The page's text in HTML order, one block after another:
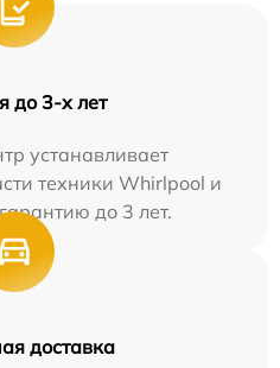
до 3-х лет
устанавливает
техники Whirlpool и
до 3 лет.
доставка